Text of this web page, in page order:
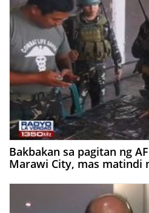
Bakbakan sa pagitan ng
Marawi City, mas matindi